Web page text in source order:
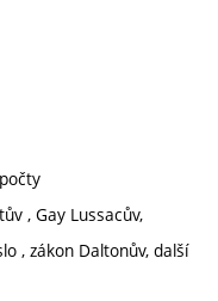
, Gay Lussacův,
, zákon Daltonův, další